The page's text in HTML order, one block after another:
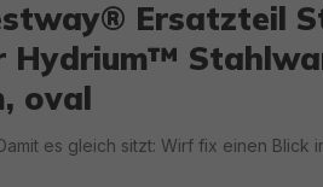
Ersatzteil
Hydrium™
oval
es gleich sitzt: Wirf fix einen Blick